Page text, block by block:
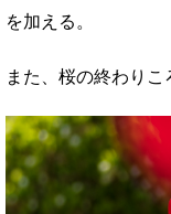
を加える。
また、桜の終わりこ